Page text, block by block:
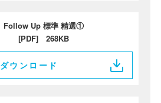
Follow Up 標準 精選①
[PDF] 268KB
ダウンロード